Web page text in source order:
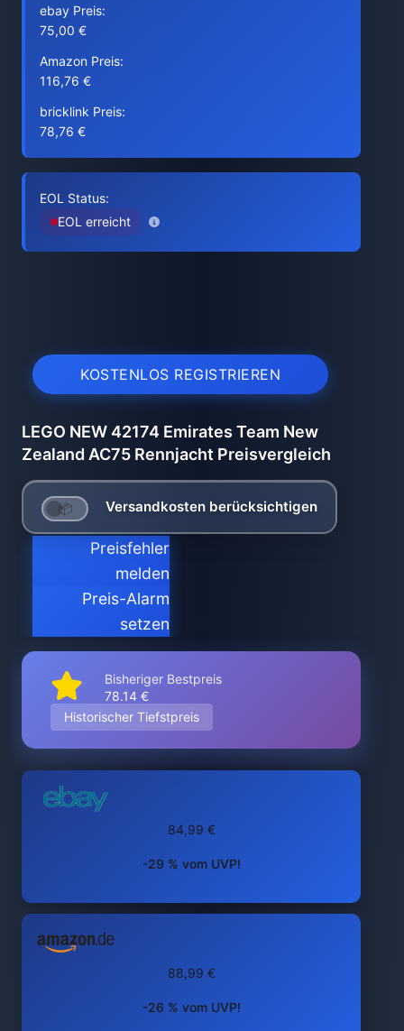
ebay Preis:
75,00 €
Amazon Preis:
116,76 €
bricklink Preis:
78,76 €
EOL Status:
EOL erreicht
KOSTENLOS REGISTRIEREN
LEGO NEW 42174 Emirates Team New
Zealand AC75 Rennjacht Preisvergleich
Versandkosten berücksichtigen
Preisfehler
melden
Preis-Alarm
setzen
Bisheriger Bestpreis
78.14 €
Historischer Tiefstpreis
84,99 €
-29 % vom UVP!
88,99 €
-26 % vom UVP!